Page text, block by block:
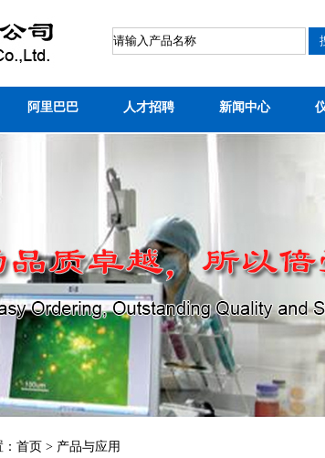
阿里巴巴 人才招聘 新闻中心
首页 > 产品与应用